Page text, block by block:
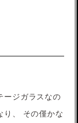
ージガラスなの
り、 その僅かな